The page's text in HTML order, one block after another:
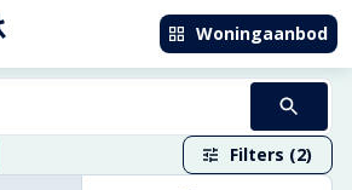
Woningaanbod
Filters (2)